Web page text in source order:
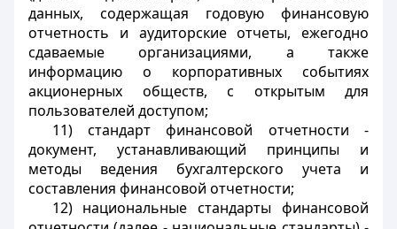
данных, содержащая годовую финансовую
отчетность и аудиторские отчеты, ежегодно
сдаваемые организациями, а также
информацию о корпоративных событиях
акционерных обществ, с открытым для
пользователей доступом;
11) стандарт финансовой отчетности -
документ, устанавливающий принципы и
методы ведения бухгалтерского учета и
составления финансовой отчетности;
12) национальные стандарты финансовой